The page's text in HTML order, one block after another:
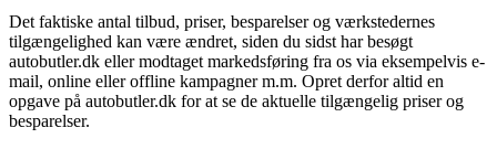
Det faktiske antal tilbud, priser, besparelser og værkstedernes
tilgængelighed kan være ændret, siden du sidst har besøgt
autobutler.dk eller modtaget markedsføring fra os via eksempelvis e-
mail, online eller offline kampagner m.m. Opret derfor altid en
opgave på autobutler.dk for at se de aktuelle tilgængelig priser og
besparelser.